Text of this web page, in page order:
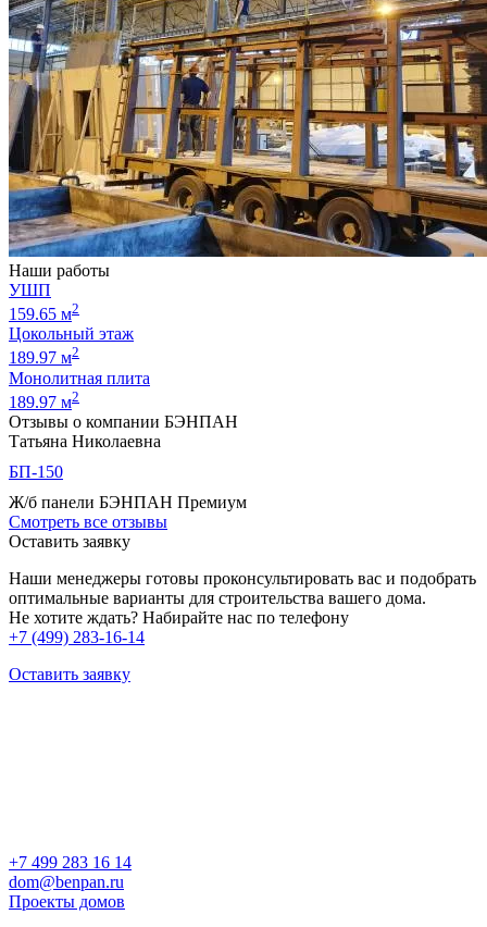
Наши работы
УШП
159.65 м2
Цокольный этаж
189.97 м2
Монолитная плита
189.97 м2
Отзывы о компании БЭНПАН
Татьяна Николаевна
БП-150
Ж/б панели БЭНПАН Премиум
Смотреть все отзывы
Оставить заявку
Наши менеджеры готовы проконсультировать вас и подобрать
оптимальные варианты для строительства вашего дома.
Не хотите ждать? Набирайте нас по телефону
+7 (499) 283-16-14
Оставить заявку
+7 499 283 16 14
dom@benpan.ru
Проекты домов